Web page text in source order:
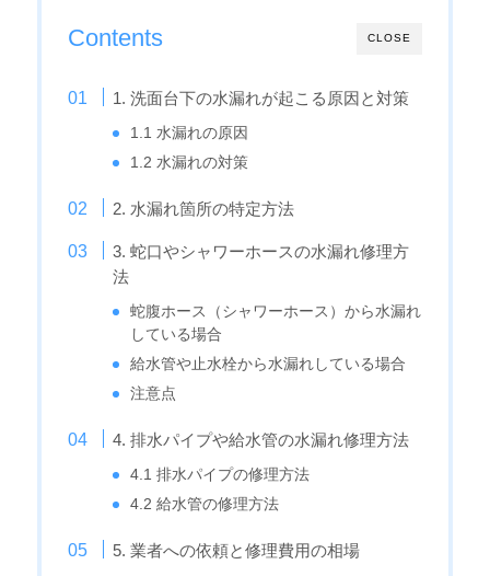
CLOSE
Contents
1. 洗面台下の水漏れが起こる原因と対策
1.1 水漏れの原因
1.2 水漏れの対策
2. 水漏れ箇所の特定方法
3. 蛇口やシャワーホースの水漏れ修理方
法
蛇腹ホース（シャワーホース）から水漏れ
している場合
給水管や止水栓から水漏れしている場合
注意点
4. 排水パイプや給水管の水漏れ修理方法
4.1 排水パイプの修理方法
4.2 給水管の修理方法
5. 業者への依頼と修理費用の相場